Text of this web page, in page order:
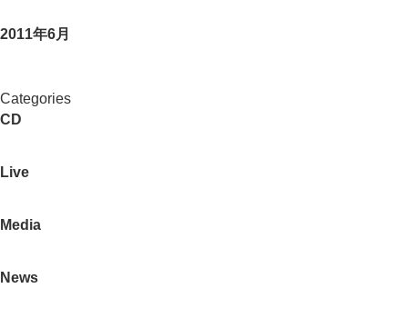
2011年6月
Categories
CD
Live
Media
News